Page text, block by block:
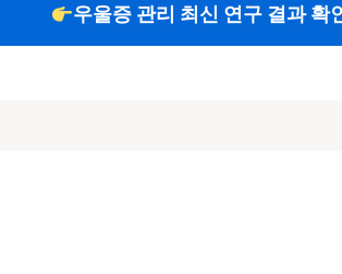
우울증 관리 최신 연구 결과 확